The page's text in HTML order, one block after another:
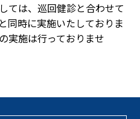
ては、巡回健診と合わせて
同時に実施いたしておりま
実施は行っておりませ